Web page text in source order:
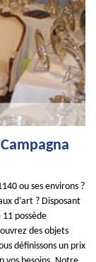
ou ses environs ?
d’art ? Disposant
possède
des objets
définissons un prix